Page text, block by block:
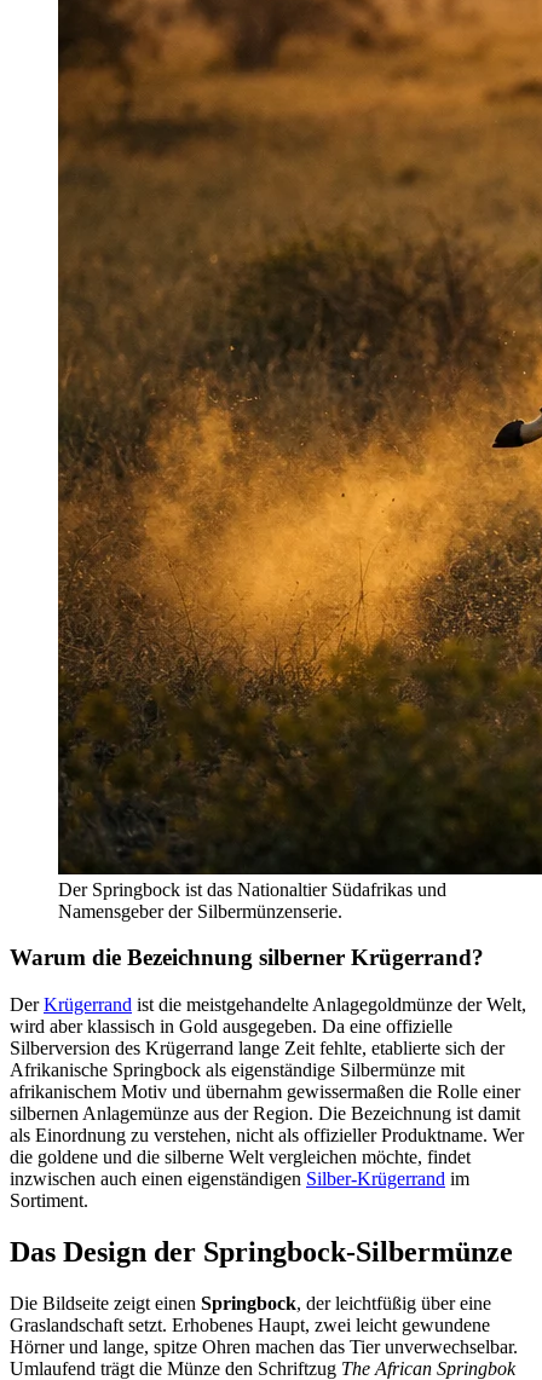
Der Springbock ist das Nationaltier Südafrikas und
Namensgeber der Silbermünzenserie.
Warum die Bezeichnung silberner Krügerrand?
DerKrügerrand ist die meistgehandelte Anlagegoldmünze der Welt,
wird aber klassisch in Gold ausgegeben. Da eine offizielle
Silberversion des Krügerrand lange Zeit fehlte, etablierte sich der
Afrikanische Springbock als eigenständige Silbermünze mit
afrikanischem Motiv und übernahm gewissermaßen die Rolle einer
silbernen Anlagemünze aus der Region. Die Bezeichnung ist damit
als Einordnung zu verstehen, nicht als offizieller Produktname. Wer
die goldene und die silberne Welt vergleichen möchte, findet
inzwischen auch einen eigenständigen Silber-Krügerrand im
Sortiment.
Das Design der Springbock-Silbermünze
Die Bildseite zeigt einen Springbock, der leichtfüßig über eine
Graslandschaft setzt. Erhobenes Haupt, zwei leicht gewundene
Hörner und lange, spitze Ohren machen das Tier unverwechselbar.
Umlaufend trägt die Münze den Schriftzug The African Springbok